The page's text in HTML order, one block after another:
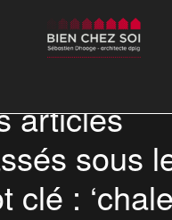
articles
sous
clé :